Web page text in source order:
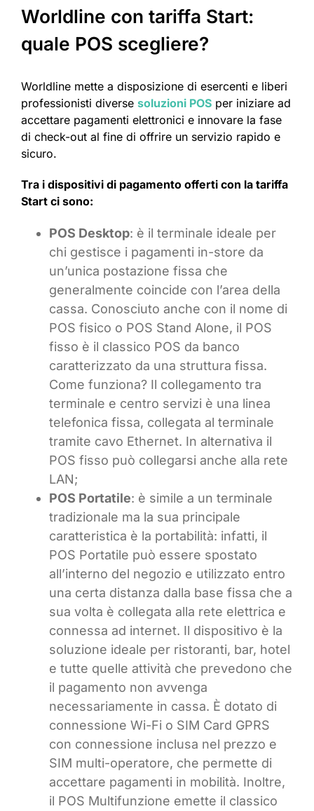
Worldline con tariffa Start:
quale POS scegliere?
Worldline mette a disposizione di esercenti e liberi
professionisti diverse soluzioni POS per iniziare ad
accettare pagamenti elettronici e innovare la fase
di check-out al fine di offrire un servizio rapido e
sicuro.
Tra i dispositivi di pagamento offerti con la tariffa
Start ci sono:
POS Desktop: è il terminale ideale per
chi gestisce i pagamenti in-store da
un’unica postazione fissa che
generalmente coincide con l’area della
cassa. Conosciuto anche con il nome di
POS fisico o POS Stand Alone, il POS
fisso è il classico POS da banco
caratterizzato da una struttura fissa.
Come funziona? Il collegamento tra
terminale e centro servizi è una linea
telefonica fissa, collegata al terminale
tramite cavo Ethernet. In alternativa il
POS fisso può collegarsi anche alla rete
LAN;
POS Portatile: è simile a un terminale
tradizionale ma la sua principale
caratteristica è la portabilità: infatti, il
POS Portatile può essere spostato
all’interno del negozio e utilizzato entro
una certa distanza dalla base fissa che a
sua volta è collegata alla rete elettrica e
connessa ad internet. Il dispositivo è la
soluzione ideale per ristoranti, bar, hotel
e tutte quelle attività che prevedono che
il pagamento non avvenga
necessariamente in cassa. È dotato di
connessione Wi-Fi o SIM Card GPRS
con connessione inclusa nel prezzo e
SIM multi-operatore, che permette di
accettare pagamenti in mobilità. Inoltre,
il POS Multifunzione emette il classico